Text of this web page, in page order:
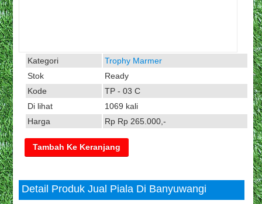
Kategori
Trophy Marmer
Stok
Ready
Kode
TP - 03 C
Di lihat
1069 kali
Harga
Rp Rp 265.000,-
Detail Produk Jual Piala Di Banyuwangi